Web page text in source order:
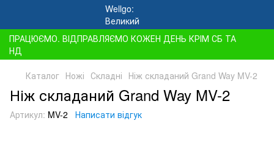
ПРАЦЮЄМО. ВІДПРАВЛЯЄМО КОЖЕН ДЕНЬ КРІМ СБ ТА
НД
Каталог Ножі Складні Ніж складаний Grand Way MV-2
Ніж складаний Grand Way MV-2
Артикул: MV-2 Написати відгук